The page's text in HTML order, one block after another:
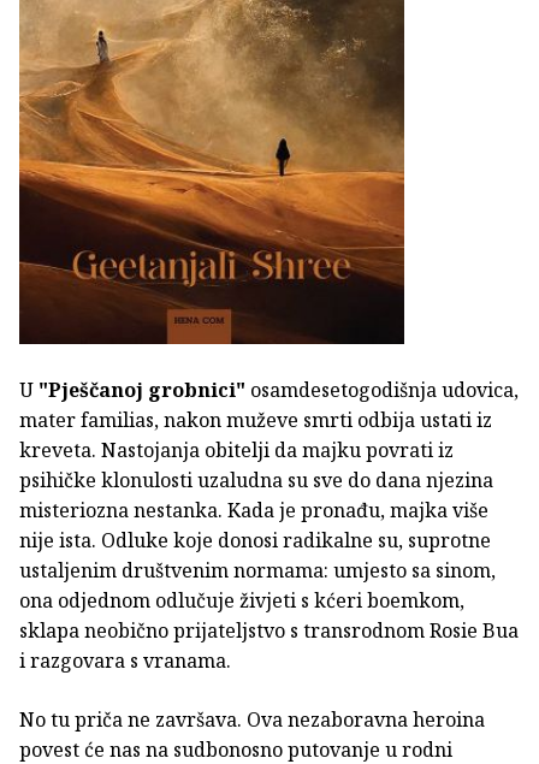
U "Pješčanoj grobnici" osamdesetogodišnja udovica,
mater familias, nakon muževe smrti odbija ustati iz
kreveta. Nastojanja obitelji da majku povrati iz
psihičke klonulosti uzaludna su sve do dana njezina
misteriozna nestanka. Kada je pronađu, majka više
nije ista. Odluke koje donosi radikalne su, suprotne
ustaljenim društvenim normama: umjesto sa sinom,
ona odjednom odlučuje živjeti s kćeri boemkom,
sklapa neobično prijateljstvo s transrodnom Rosie Bua
i razgovara s vranama.
No tu priča ne završava. Ova nezaboravna heroina
povest će nas na sudbonosno putovanje u rodni